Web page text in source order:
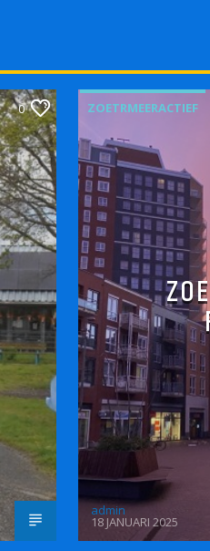
0 ZOETRMEERACTIEF
admin
18 JANUARI 2025